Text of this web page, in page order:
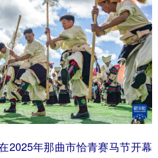
2025年那曲市恰青赛马节开幕